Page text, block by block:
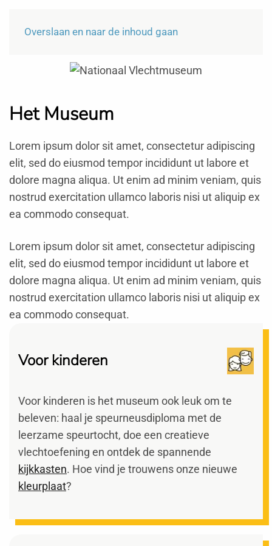
Overslaan en naar de inhoud gaan
Het Museum
Lorem ipsum dolor sit amet, consectetur adipiscing
elit, sed do eiusmod tempor incididunt ut labore et
dolore magna aliqua. Ut enim ad minim veniam, quis
nostrud exercitation ullamco laboris nisi ut aliquip ex
ea commodo consequat.
Lorem ipsum dolor sit amet, consectetur adipiscing
elit, sed do eiusmod tempor incididunt ut labore et
dolore magna aliqua. Ut enim ad minim veniam, quis
nostrud exercitation ullamco laboris nisi ut aliquip ex
ea commodo consequat.
Voor kinderen
Voor kinderen is het museum ook leuk om te
beleven: haal je speurneusdiploma met de
leerzame speurtocht, doe een creatieve
vlechtoefening en ontdek de spannende
kijkkasten. Hoe vind je trouwens onze nieuwe
kleurplaat?
NL